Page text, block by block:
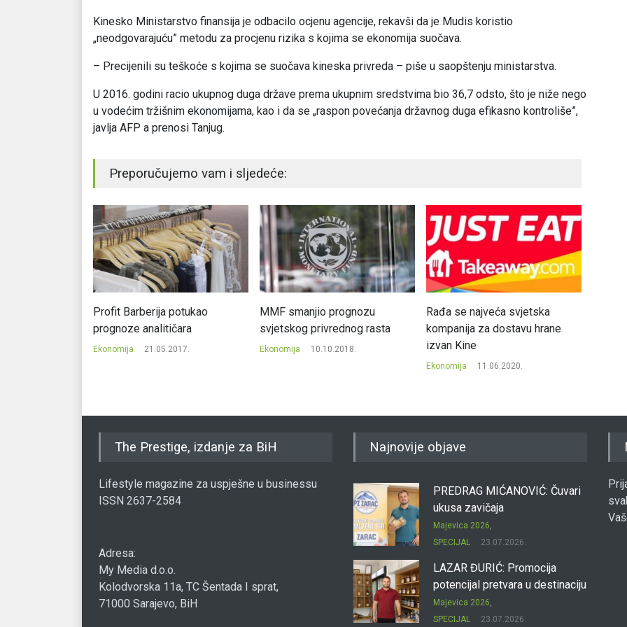
Kinesko Ministarstvo finansija je odbacilo ocjenu agencije, rekavši da je Mudis koristio
„neodgovarajuću” metodu za procjenu rizika s kojima se ekonomija suočava.
– Precijenili su teškoće s kojima se suočava kineska privreda – piše u saopštenju ministarstva.
U 2016. godini racio ukupnog duga države prema ukupnim sredstvima bio 36,7 odsto, što je niže nego
u vodećim tržišnim ekonomijama, kao i da se „raspon povećanja državnog duga efikasno kontroliše”,
javlja AFP a prenosi Tanjug.
Preporučujemo vam i sljedeće:
Profit Barberija potukao
prognoze analitičara
Ekonomija 21.05.2017.
MMF smanjio prognozu
svjetskog privrednog rasta
Ekonomija 10.10.2018.
Rađa se najveća svjetska
kompanija za dostavu hrane
izvan Kine
Ekonomija 11.06.2020.
The Prestige, izdanje za BiH
Lifestyle magazine za uspješne u businessu
ISSN 2637-2584
Adresa:
My Media d.o.o.
Kolodvorska 11a, TC Šentada I sprat,
71000 Sarajevo, BiH
Najnovije objave
PREDRAG MIĆANOVIĆ: Čuvari
ukusa zavičaja
Majevica 2026
SPECIJAL
23.07.2026.
LAZAR ĐURIĆ: Promocija
potencijal pretvara u destinaciju
Majevica 2026
SPECIJAL
23.07.2026.